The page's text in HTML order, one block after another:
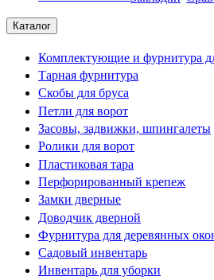
Каталог
Комплектующие и фурнитура
Тарная фурнитура
Скобы для бруса
Петли для ворот
Засовы, задвижки, шпингалеты
Ролики для ворот
Пластиковая тара
Перфорированный крепеж
Замки дверные
Доводчик дверной
Фурнитура для деревянных
Садовый инвентарь
Инвентарь для уборки